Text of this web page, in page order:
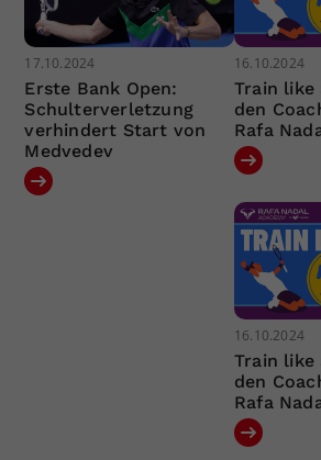
17.10.2024
Erste Bank Open:
Schulterverletzung
verhindert Start von
Medvedev
16.10.2024
Train like
den
Rafa
16.10.2024
Train like
den
Rafa